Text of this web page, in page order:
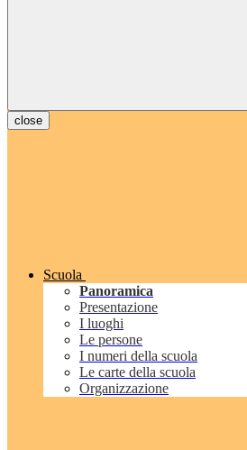
close
Scuola
Panoramica
Presentazione
I luoghi
Le persone
I numeri della scuola
Le carte della scuola
Organizzazione